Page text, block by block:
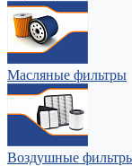
Масляные фильтры
Воздушные